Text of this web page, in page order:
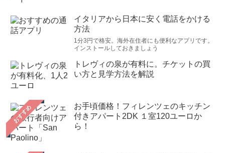
イタリアから日本に安く電話をかける
方法
1分3円で格安。海外在住者にも便利なアプリです。
インストールしておきましょう
トレヴィの泉が有料に。チケットの買
い方と見学方法を解説
おすすめ
お手頃価格！フィレンツェのキッチン
付きアパート2DK １室120ユーロか
ら！